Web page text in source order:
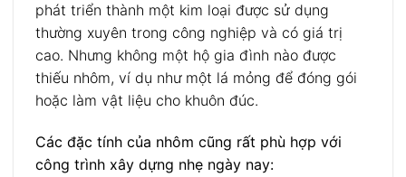
phát triển thành một kim loại được sử dụng
thường xuyên trong công nghiệp và có giá trị
cao. Nhưng không một hộ gia đình nào được
thiếu nhôm, ví dụ như một lá mỏng để đóng gói
hoặc làm vật liệu cho khuôn đúc.
Các đặc tính của nhôm cũng rất phù hợp với
công trình xây dựng nhẹ ngày nay: